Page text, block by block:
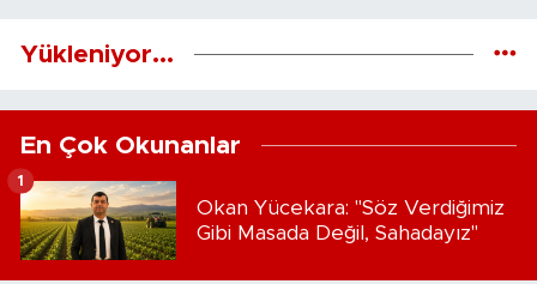
Yükleniyor...
En Çok Okunanlar
Okan Yücekara: "Söz Verdiğimiz
Gibi Masada Değil, Sahadayız"
1